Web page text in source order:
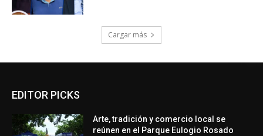
Cargar más
EDITOR PICKS
Arte, tradición y comercio local se
reúnen en el Parque Eulogio Rosado